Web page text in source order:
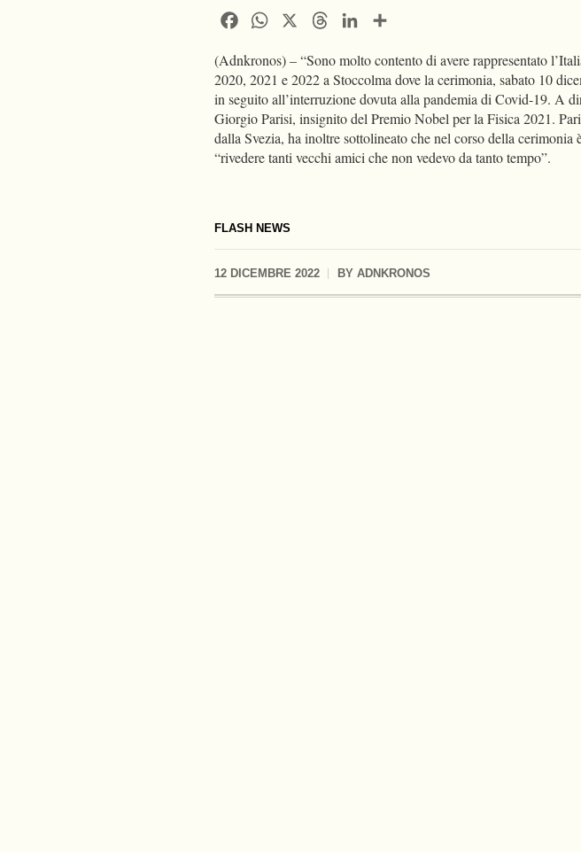
FLASH NEWS
12 DICEMBRE 2022 BY ADNKRONOS
FacebookWhatsApp ThreadsLinkedIn
(Adnkronos) – “Sono molto contento di avere rappresentato
2020, 2021 e 2022 a Stoccolma dove la cerimonia, sabato 10
in seguito all’interruzione dovuta alla pandemia di Covid-19. A
Giorgio Parisi, insignito del Premio Nobel per la Fisica 2021.
dalla Svezia, ha inoltre sottolineato che nel corso della cerimonia
“rivedere tanti vecchi amici che non vedevo da tanto tempo”.